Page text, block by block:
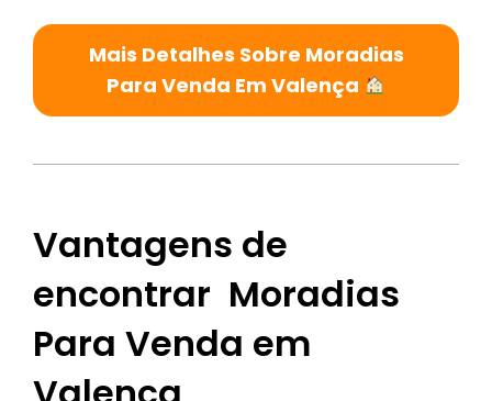
Mais Detalhes Sobre Moradias
Para Venda Em Valença
Vantagens de
encontrar Moradias
Para Venda em